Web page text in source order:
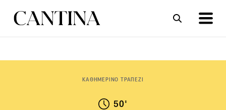
ΚΑΘΗΜΕΡΙΝΟ ΤΡΑΠΕΖΙ
50'